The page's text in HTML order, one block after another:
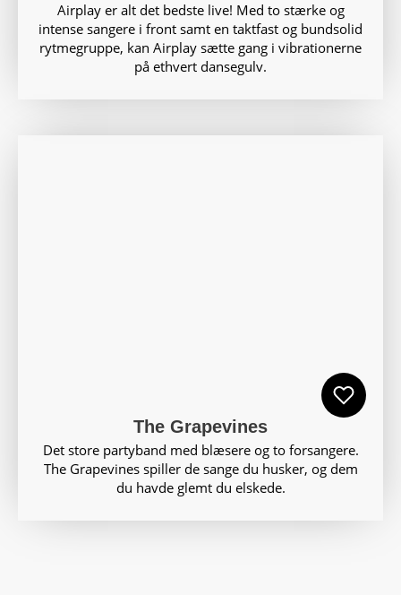
Airplay er alt det bedste live! Med to stærke og
intense sangere i front samt en taktfast og bundsolid
rytmegruppe, kan Airplay sætte gang i vibrationerne
på ethvert dansegulv.
The Grapevines
Det store partyband med blæsere og to forsangere.
The Grapevines spiller de sange du husker, og dem
du havde glemt du elskede.